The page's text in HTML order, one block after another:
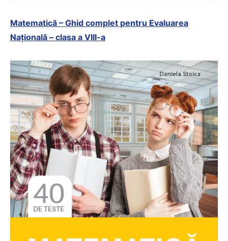
Matematică – Ghid complet pentru Evaluarea
Națională – clasa a VIII-a